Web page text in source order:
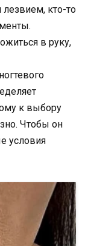
кто-то
в руку,
к выбору
Чтобы он
условия